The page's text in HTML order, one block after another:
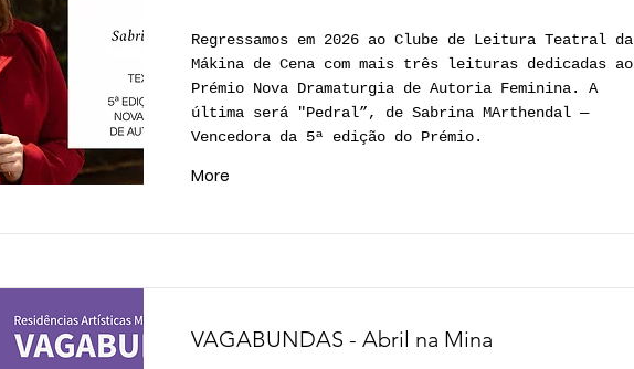
Regressamos em 2026 ao Clube de Leitura Teatral da
Mákina de Cena com mais três leituras dedicadas ao
Prémio Nova Dramaturgia de Autoria Feminina. A
última será "Pedral”, de Sabrina MArthendal —
Vencedora da 5ª edição do Prémio.
More
VAGABUNDAS - Abril na Mina